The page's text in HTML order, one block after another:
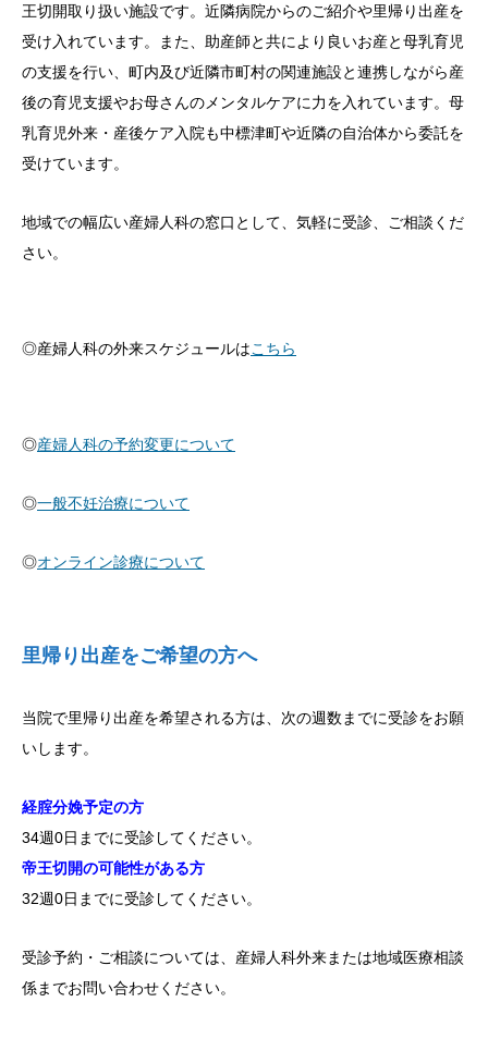
王切開取り扱い施設です。近隣病院からのご紹介や里帰り出産を
受け入れています。また、助産師と共により良いお産と母乳育児
の支援を行い、町内及び近隣市町村の関連施設と連携しながら産
後の育児支援やお母さんのメンタルケアに力を入れています。母
乳育児外来・産後ケア入院も中標津町や近隣の自治体から委託を
受けています。
地域での幅広い産婦人科の窓口として、気軽に受診、ご相談くだ
さい。
◎産婦人科の外来スケジュールはこちら
◎産婦人科の予約変更について
◎一般不妊治療について
◎オンライン診療について
里帰り出産をご希望の方へ
当院で里帰り出産を希望される方は、次の週数までに受診をお願
いします。
経腟分娩予定の方
34週0日までに受診してください。
帝王切開の可能性がある方
32週0日までに受診してください。
受診予約・ご相談については、産婦人科外来または地域医療相談
係までお問い合わせください。